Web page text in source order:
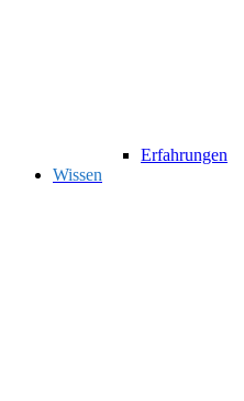
Erfahrungen
Wissen